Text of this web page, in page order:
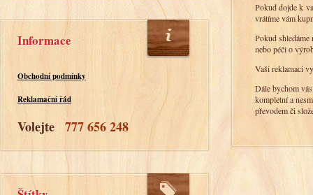
Informace
Obchodní podmínky
Reklamační řád
Volejte 777 656 248
Pokud dojde k
vrátíme vám
Pokud shledáme
nebo péči o
Vaši reklamaci
Dále bychom
kompletní a
převodem či